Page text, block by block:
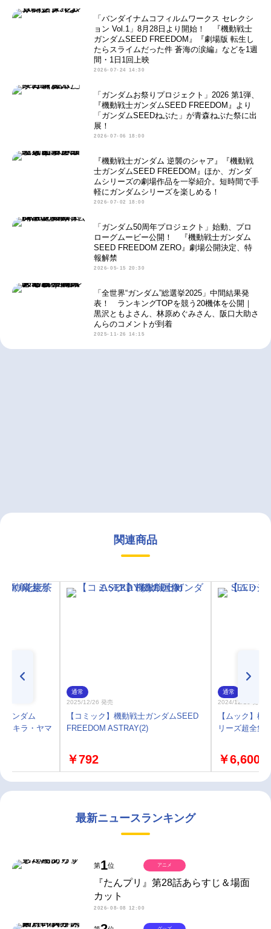
「バンダイナムコフィルムワークス セレクシ
ョン Vol.1」8月28日より開始！ 『機動戦士
ガンダムSEED FREEDOM』『劇場版 転生し
たらスライムだった件 蒼海の涙編』などを1週
間・1日1回上映
2026-07-24 14:30
「ガンダムお祭りプロジェクト」2026 第1弾、
『機動戦士ガンダムSEED FREEDOM』より
「ガンダムSEEDねぶた」が青森ねぶた祭に出
展！
2026-07-06 18:00
『機動戦士ガンダム 逆襲のシャア』『機動戦
士ガンダムSEED FREEDOM』ほか、ガンダ
ムシリーズの劇場作品を一挙紹介。短時間で手
軽にガンダムシリーズを楽しめる！
2026-07-02 18:00
「ガンダム50周年プロジェクト」始動、プロ
ローグムービー公開！ 『機動戦士ガンダム
SEED FREEDOM ZERO』劇場公開決定、特
報解禁
2026-05-15 20:30
「全世界“ガンダム”総選挙2025」中間結果発
表！ ランキングTOPを競う20機体を公開｜
黒沢ともよさん、林原めぐみさん、阪口大助さ
んらのコメントが到着
2025-11-26 14:15
関連商品
ガンダム
／キラ・ヤマ
通常
2025/12/26 発売
【コミック】機動戦士ガンダムSEED
FREEDOM ASTRAY(2)
￥792
通常
2024/12/16 発売
【ムック】機
リーズ超全集
￥6,600
最新ニュースランキング
第1位
『たんプリ』第28話あらすじ＆場面
カット
2026-08-08 12:00
アニメ